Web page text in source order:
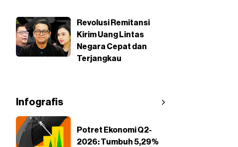
Revolusi Remitansi
Kirim Uang Lintas
Negara Cepat dan
Terjangkau
Infografis
Potret Ekonomi Q2-
2026: Tumbuh 5,29%